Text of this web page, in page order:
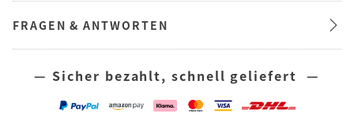
FRAGEN & ANTWORTEN
— Sicher bezahlt, schnell geliefert —